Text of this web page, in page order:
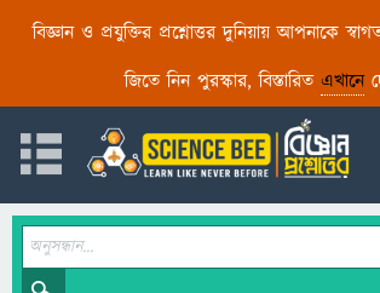
বিজ্ঞান ও প্রযুক্তির প্রশ্নোত্তর দুনিয়ায় আপনাকে
জিতে নিন পুরস্কার, বিস্তারিত এখানে